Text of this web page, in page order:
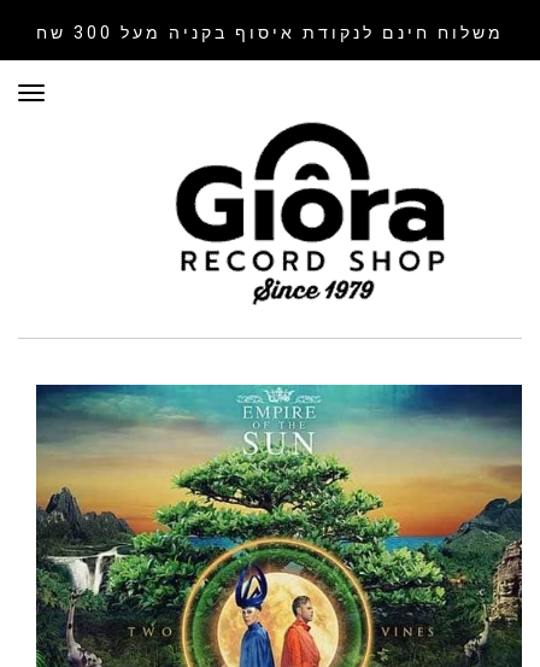
משלוח חינם לנקודת איסוף בקניה מעל 300 שח